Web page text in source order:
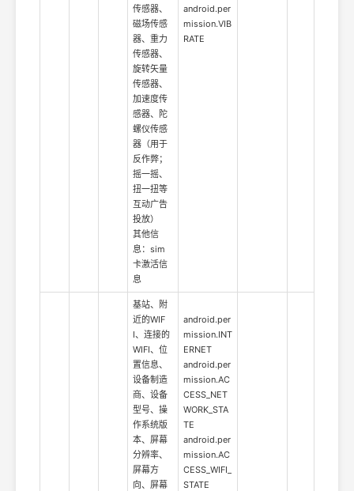
传感器、
磁场传感
器、重力
传感器、
旋转矢量
传感器、
加速度传
感器、陀
螺仪传感
器（用于
反作弊；
摇一摇、
扭一扭等
互动广告
投放）
其他信
息：sim
卡激活信
息
android.per
mission.VIB
RATE
基站、附
近的WIF
I、连接的
WIFI、位
置信息、
设备制造
商、设备
型号、操
作系统版
本、屏幕
分辨率、
屏幕方
向、屏幕
android.per
mission.INT
ERNET
android.per
mission.AC
CESS_NET
WORK_STA
TE
android.per
mission.AC
CESS_WIFI_
STATE